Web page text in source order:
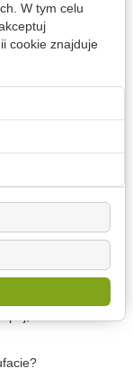
czy ktoś
mojej
dobra
W tym celu
cookie znajduje